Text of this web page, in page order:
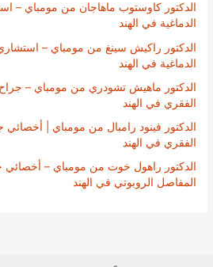
الدكتور كاوستوب ماهاجان من مومباي –
الدماغية في الهند
الدكتور راكيش سينغ من مومباي –
الدماغية في الهند
الدكتور ماهيش تشودري من مومباي – جراح
الفقري في الهند
الدكتور فينود رامبال من مومباي | أخصائي
الفقري في الهند
الدكتور راهول خوت من مومباي – أخصائي
المفاصل الروبوتي في الهند